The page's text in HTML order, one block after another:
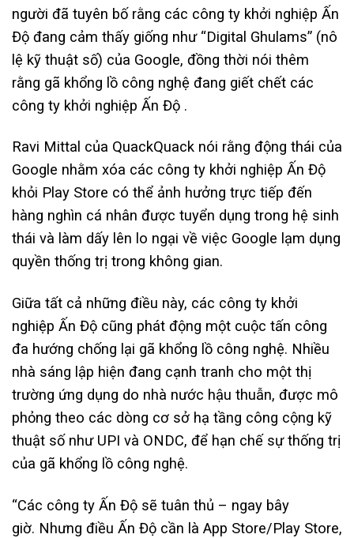
người đã tuyên bố rằng các công ty khởi nghiệp Ấn
Độ đang cảm thấy giống như “Digital Ghulams” (nô
lệ kỹ thuật số) của Google, đồng thời nói thêm
rằng gã khổng lồ công nghệ đang giết chết các
công ty khởi nghiệp Ấn Độ .
Ravi Mittal của QuackQuack nói rằng động thái của
Google nhằm xóa các công ty khởi nghiệp Ấn Độ
khỏi Play Store có thể ảnh hưởng trực tiếp đến
hàng nghìn cá nhân được tuyển dụng trong hệ sinh
thái và làm dấy lên lo ngại về việc Google lạm dụng
quyền thống trị trong không gian.
Giữa tất cả những điều này, các công ty khởi
nghiệp Ấn Độ cũng phát động một cuộc tấn công
đa hướng chống lại gã khổng lồ công nghệ. Nhiều
nhà sáng lập hiện đang cạnh tranh cho một thị
trường ứng dụng do nhà nước hậu thuẫn, được mô
phỏng theo các dòng cơ sở hạ tầng công cộng kỹ
thuật số như UPI và ONDC, để hạn chế sự thống trị
của gã khổng lồ công nghệ.
“Các công ty Ấn Độ sẽ tuân thủ – ngay bây
giờ. Nhưng điều Ấn Độ cần là App Store/Play Store,